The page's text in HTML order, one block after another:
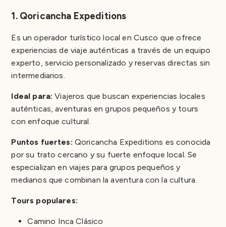
1. Qoricancha Expeditions
Es un operador turístico local en Cusco que ofrece
experiencias de viaje auténticas a través de un equipo
experto, servicio personalizado y reservas directas sin
intermediarios.
Ideal para: Viajeros que buscan experiencias locales
auténticas, aventuras en grupos pequeños y tours
con enfoque cultural.
Puntos fuertes: Qoricancha Expeditions es conocida
por su trato cercano y su fuerte enfoque local. Se
especializan en viajes para grupos pequeños y
medianos que combinan la aventura con la cultura.
Tours populares:
Camino Inca Clásico